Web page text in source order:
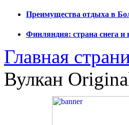
Преимущества отдыха в
Финляндия: страна снега и
Главная
Вулкан